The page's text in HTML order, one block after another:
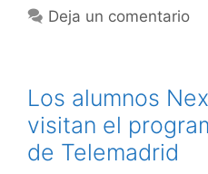
Deja un comentario
Los alumnos
visitan el
de Telemadrid